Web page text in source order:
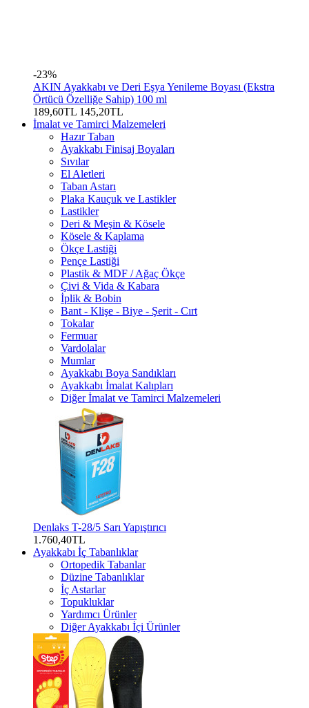
-23%
AKIN Ayakkabı ve Deri Eşya Yenileme Boyası (Ekstra
Örtücü Özelliğe Sahip) 100 ml
189,60TL 145,20TL
İmalat ve Tamirci Malzemeleri
Hazır Taban
Ayakkabı Finisaj Boyaları
Sıvılar
El Aletleri
Taban Astarı
Plaka Kauçuk ve Lastikler
Lastikler
Deri & Meşin & Kösele
Kösele & Kaplama
Ökçe Lastiği
Pençe Lastiği
Plastik & MDF / Ağaç Ökçe
Çivi & Vida & Kabara
İplik & Bobin
Bant - Klişe - Biye - Şerit - Cırt
Tokalar
Fermuar
Vardolalar
Mumlar
Ayakkabı Boya Sandıkları
Ayakkabı İmalat Kalıpları
Diğer İmalat ve Tamirci Malzemeleri
Denlaks T-28/5 Sarı Yapıştırıcı
1.760,40TL
Ayakkabı İç Tabanlıklar
Ortopedik Tabanlar
Düzine Tabanlıklar
İç Astarlar
Topukluklar
Yardımcı Ürünler
Diğer Ayakkabı İçi Ürünler